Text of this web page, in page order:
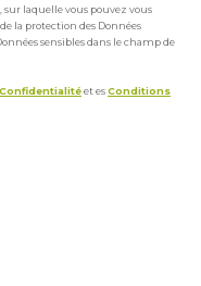
laquelle vous pouvez vous
de la protection des Données
sensibles dans le champ de
et esConditions